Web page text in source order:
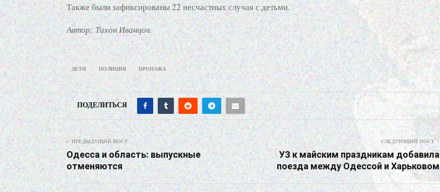
Также были зафиксированы 22 несчастных случая с детьми.
Автор: Тихон Иванцов.
ДЕТИ ПОЛИЦИЯ ПРОПАЖА
ПОДЕЛИТЬСЯ
ПРЕДЫДУЩИЙ ПОСТ
Одесса и область: выпускные
отменяются
СЛЕДУЮЩИЙ ПОСТ
УЗ к майским праздникам добавила
поезда между Одессой и Харьковом